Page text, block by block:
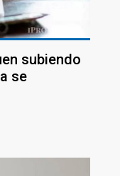
subiendo
se